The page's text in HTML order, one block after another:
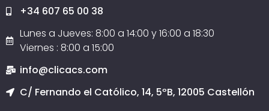
+34 607 65 00 38
Lunes a Jueves: 8:00 a 14:00 y 16:00 a 18:30
Viernes : 8:00 a 15:00
info@clicacs.com
C/ Fernando el Católico, 14, 5ºB, 12005 Castellón